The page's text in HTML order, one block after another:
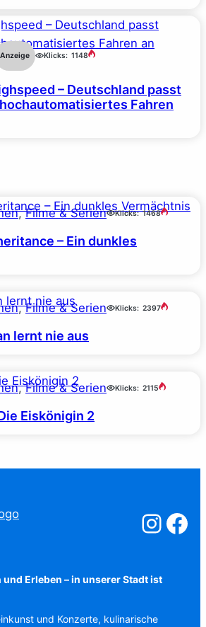
Anzeige Klicks: 1148
– Deutschland passt
Fahren
, Filme & Serien Klicks: 1468
– Ein dunkles
, Filme & Serien Klicks: 2397
lernt nie aus
, Filme & Serien Klicks: 2115
Eiskönigin 2
Salzstreuner
Erleben – in unserer Stadt ist
und Konzerte, kulinarische